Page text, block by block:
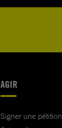
AGIR
Signer une pétition